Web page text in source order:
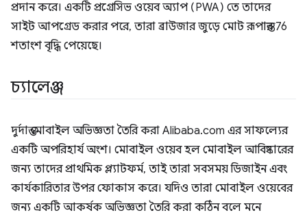
প্রদান করে। একটি প্রগ্রেসিভ ওয়েব অ্যাপ (PWA) তে তাদের
সাইট আপগ্রেড করার পরে, তারা ব্রাউজার জুড়ে মোট রূপান্তর 76
শতাংশ বৃদ্ধি পেয়েছে।
চ্যালেঞ্জ
দুর্দান্ত মোবাইল অভিজ্ঞতা তৈরি করা Alibaba.com এর সাফল্যের
একটি অপরিহার্য অংশ। মোবাইল ওয়েব হল মোবাইল আবিষ্কারের
জন্য তাদের প্রাথমিক প্ল্যাটফর্ম, তাই তারা সবসময় ডিজাইন এবং
কার্যকারিতার উপর ফোকাস করে। যদিও তারা মোবাইল ওয়েবের
জন্য একটি আকর্ষক অভিজ্ঞতা তৈরি করা কঠিন বলে মনে